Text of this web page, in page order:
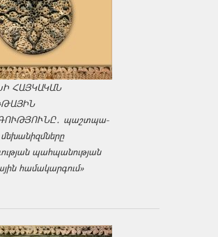
ՀԱՅԿԱԿԱՆ
պաշտպա­
մեխանիզմները
պահպանության
համակարգում»